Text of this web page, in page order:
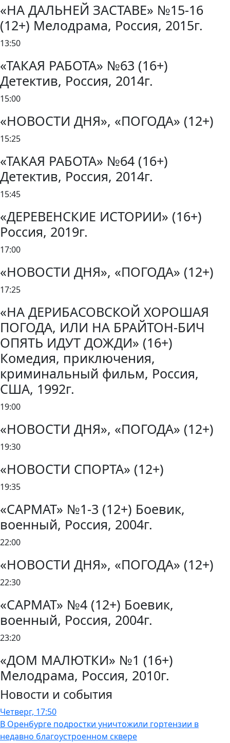
«НА ДАЛЬНЕЙ ЗАСТАВЕ» №15-16
(12+) Мелодрама, Россия, 2015г.
13:50
«ТАКАЯ РАБОТА» №63 (16+)
Детектив, Россия, 2014г.
15:00
«НОВОСТИ ДНЯ», «ПОГОДА» (12+)
15:25
«ТАКАЯ РАБОТА» №64 (16+)
Детектив, Россия, 2014г.
15:45
«ДЕРЕВЕНСКИЕ ИСТОРИИ» (16+)
Россия, 2019г.
17:00
«НОВОСТИ ДНЯ», «ПОГОДА» (12+)
17:25
«НА ДЕРИБАСОВСКОЙ ХОРОШАЯ
ПОГОДА, ИЛИ НА БРАЙТОН-БИЧ
ОПЯТЬ ИДУТ ДОЖДИ» (16+)
Комедия, приключения,
криминальный фильм, Россия,
США, 1992г.
19:00
«НОВОСТИ ДНЯ», «ПОГОДА» (12+)
19:30
«НОВОСТИ СПОРТА» (12+)
19:35
«САРМАТ» №1-3 (12+) Боевик,
военный, Россия, 2004г.
22:00
«НОВОСТИ ДНЯ», «ПОГОДА» (12+)
22:30
«САРМАТ» №4 (12+) Боевик,
военный, Россия, 2004г.
23:20
«ДОМ МАЛЮТКИ» №1 (16+)
Мелодрама, Россия, 2010г.
Новости и события
Четверг, 17:50
В Оренбурге подростки уничтожили гортензии в
недавно благоустроенном сквере